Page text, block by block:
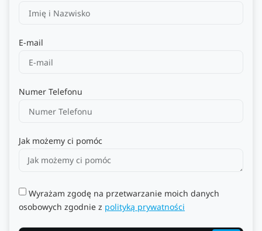
E-mail
Numer Telefonu
Jak możemy ci pomóc
Wyrażam zgodę na przetwarzanie moich danych
osobowych zgodnie z polityką prywatności